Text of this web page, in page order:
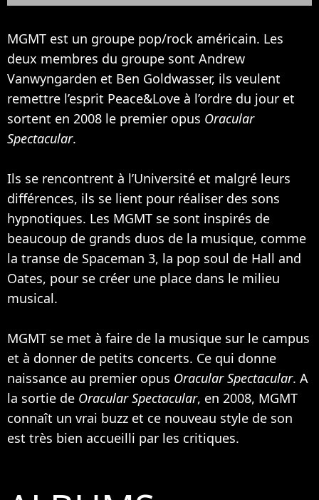
MGMT est un groupe pop/rock américain. Les
deux membres du groupe sont Andrew
Vanwyngarden et Ben Goldwasser, ils veulent
remettre l’esprit Peace&Love à l’ordre du jour et
sortent en 2008 le premier opus Oracular
Spectacular.
Ils se rencontrent à l’Université et malgré leurs
différences, ils se lient pour réaliser des sons
hypnotiques. Les MGMT se sont inspirés de
beaucoup de grands duos de la musique, comme
la transe de Spaceman 3, la pop soul de Hall and
Oates, pour se créer une place dans le milieu
musical.
MGMT se met à faire de la musique sur le campus
et à donner de petits concerts. Ce qui donne
naissance au premier opus Oracular Spectacular. A
la sortie de Oracular Spectacular, en 2008, MGMT
connaît un vrai buzz et ce nouveau style de son
est très bien accueilli par les critiques.